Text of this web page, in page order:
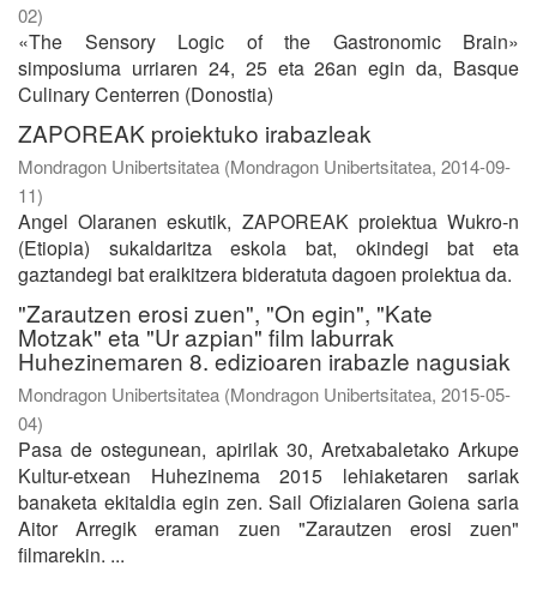
02)
«The Sensory Logic of the Gastronomic Brain»
simposiuma urriaren 24, 25 eta 26an egin da, Basque
Culinary Centerren (Donostia)
ZAPOREAK proiektuko irabazleak
Mondragon Unibertsitatea (Mondragon Unibertsitatea, 2014-09-
11)
Angel Olaranen eskutik, ZAPOREAK proiektua Wukro-n
(Etiopia) sukaldaritza eskola bat, okindegi bat eta
gaztandegi bat eraikitzera bideratuta dagoen proiektua da.
"Zarautzen erosi zuen", "On egin", "Kate
Motzak" eta "Ur azpian" film laburrak
Huhezinemaren 8. edizioaren irabazle nagusiak
Mondragon Unibertsitatea (Mondragon Unibertsitatea, 2015-05-
04)
Pasa de ostegunean, apirilak 30, Aretxabaletako Arkupe
Kultur-etxean Huhezinema 2015 lehiaketaren sariak
banaketa ekitaldia egin zen. Sail Ofizialaren Goiena saria
Aitor Arregik eraman zuen "Zarautzen erosi zuen"
filmarekin. ...